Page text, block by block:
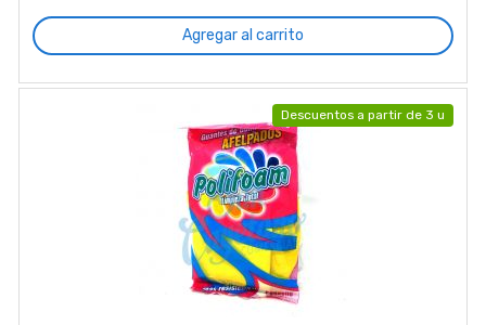
Agregar al carrito
Descuentos a partir de 3 u